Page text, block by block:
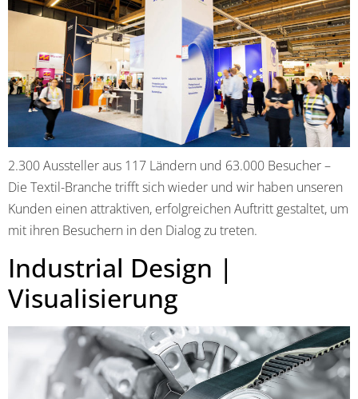
2.300 Aussteller aus 117 Ländern und 63.000 Besucher –
Die Textil-Branche trifft sich wieder und wir haben unseren
Kunden einen attraktiven, erfolgreichen Auftritt gestaltet, um
mit ihren Besuchern in den Dialog zu treten.
Industrial Design |
Visualisierung